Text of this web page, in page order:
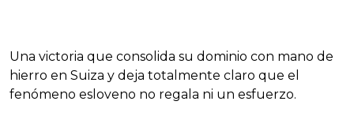
Una victoria que consolida su dominio con mano de
hierro en Suiza y deja totalmente claro que el
fenómeno esloveno no regala ni un esfuerzo.